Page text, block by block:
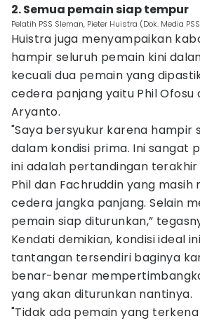
2. Semua pemain siap tempur
Pelatih PSS Sleman, Pieter Huistra (Dok. Media
Huistra juga menyampaikan
hampir seluruh pemain kini
kecuali dua pemain yang
cedera panjang yaitu Phil Ofosu
Aryanto.
"Saya bersyukur karena hampir
dalam kondisi prima. Ini sangat
ini adalah pertandingan terakhir
Phil dan Fachruddin yang masih
cedera jangka panjang. Selain
pemain siap diturunkan,”
Kendati demikian, kondisi ideal
tantangan tersendiri baginya
benar-benar
yang akan diturunkan nantinya.
"Tidak ada pemain yang